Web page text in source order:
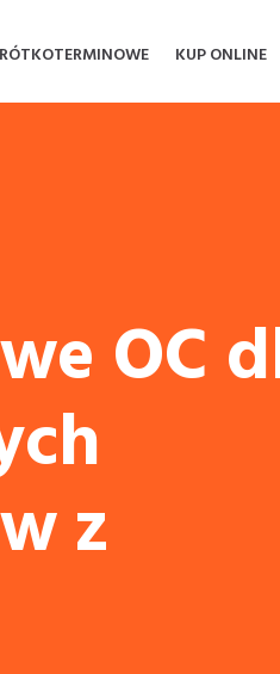
KUP ONLINE
OC
z